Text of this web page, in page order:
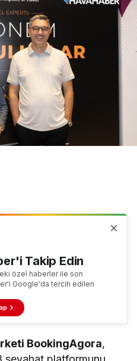
Takip Edin
özel haberler ile son
Google'da tercih edilen
BookingAgora,